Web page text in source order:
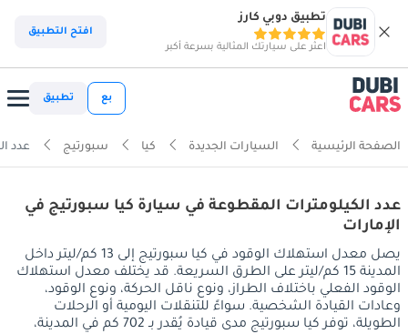
تطبيق دوبي كارز
اعثر على سيارتك المثالية بسرعة أكبر
افتح التطبيق
بع تطبيق
الصفحة الرئيسية السيارات الجديدة كيا سبورتيج عدد
عدد الكيلومترات المقطوعة في سيارة كيا سبورتيج في
الإمارات
يصل معدل استهلاك الوقود في كيا سبورتيج إلى 13 كم/ليتر داخل
المدينة 15 كم/ليتر على الطرق السريعة. قد يختلف معدل استهلاك
الوقود الفعلي باختلاف الطراز، ونوع ناقل الحركة، ونوع الوقود،
وعادات القيادة الشخصية. سواءً للتنقلات اليومية أو الرحلات
الطويلة، توفر كيا سبورتيج مدى قيادة يُقدر بـ 702 كم في المدينة،